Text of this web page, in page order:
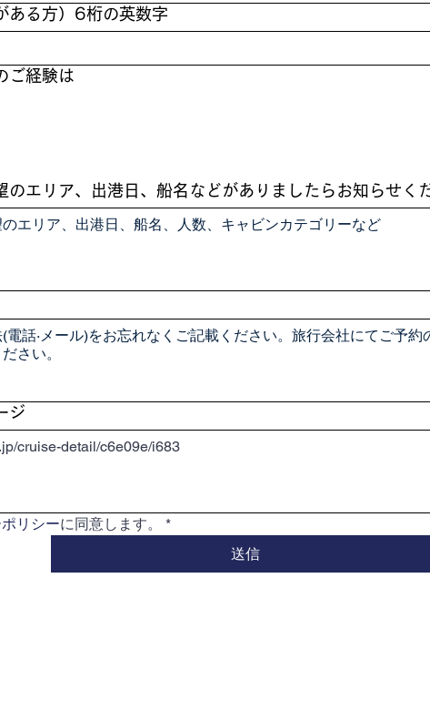
ある方）6桁の英数字
ご経験は
のエリア、出港日、船名などがありましたらお知らせく
ジ
リシーに同意します。
*
送信